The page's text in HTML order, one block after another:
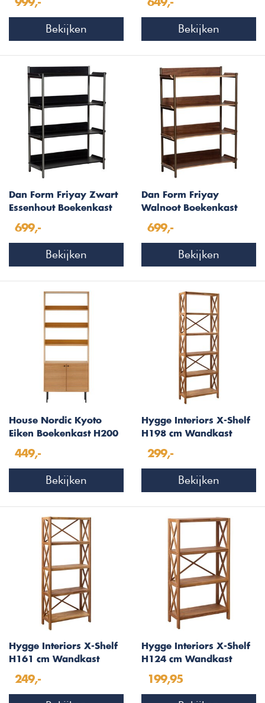
999,-
Bekijken
649,-
Bekijken
Dan Form Friyay Zwart
Essenhout Boekenkast
699,-
Bekijken
Dan Form Friyay
Walnoot Boekenkast
699,-
Bekijken
House Nordic Kyoto
Eiken Boekenkast H200
449,-
Bekijken
Hygge Interiors X-Shelf
H198 cm Wandkast
299,-
Bekijken
Hygge Interiors X-Shelf
H161 cm Wandkast
249,-
Hygge Interiors X-Shelf
H124 cm Wandkast
199,95